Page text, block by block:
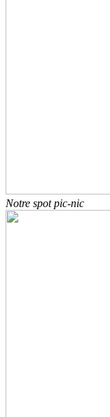
Notre spot pic-nic